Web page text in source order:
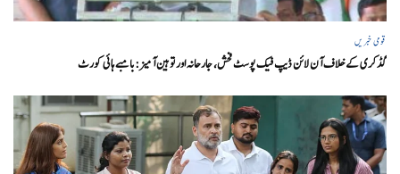
قومی خبریں
گڈکری کے خلاف آن لائن ڈیپ فیک پوسٹ فحش، جارحانہ اور توہین آمیز:بامبے ہائی کورٹ